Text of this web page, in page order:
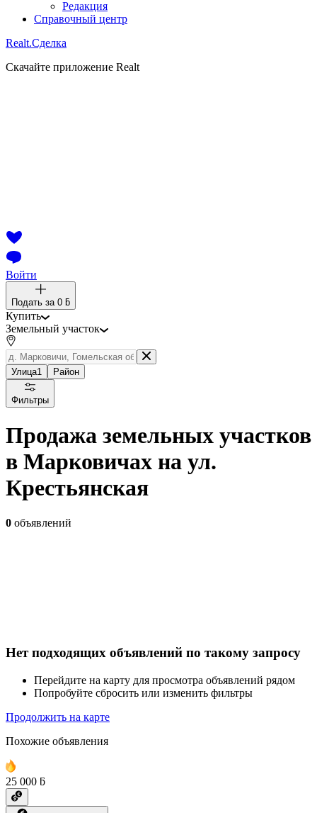
Редакция
Справочный центр
Realt.Сделка
Скачайте приложение Realt
Войти
Подать за 0 ƃ
Купить
Земельный участок
Улица1 Район
Фильтры
Продажа земельных участков
в Марковичах на ул.
Крестьянская
0 объявлений
Нет подходящих объявлений по такому запросу
Перейдите на карту для просмотра объявлений рядом
Попробуйте сбросить или изменить фильтры
Продолжить на карте
Похожие объявления
25 000 ƃ